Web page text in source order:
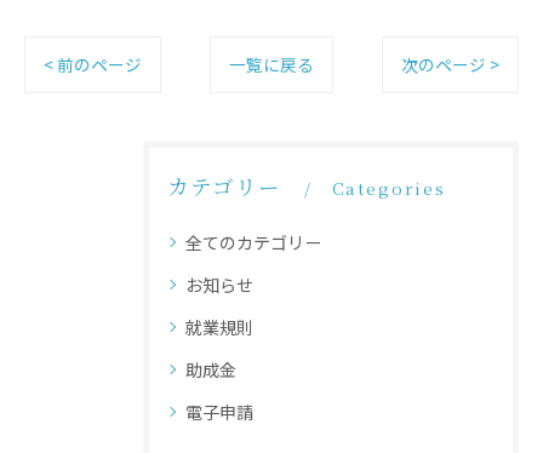
< 前のページ 一覧に戻る 次のページ >
カテゴリー Categories
全てのカテゴリー
お知らせ
就業規則
助成金
電子申請